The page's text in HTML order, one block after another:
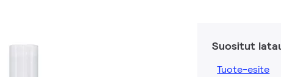
Suositut
Tuote-esite